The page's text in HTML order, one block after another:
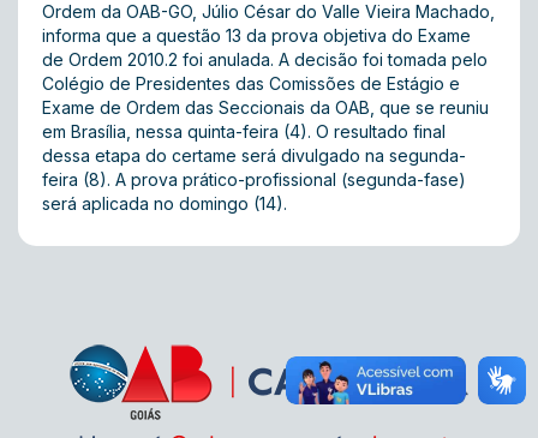
Ordem da OAB-GO, Júlio César do Valle Vieira Machado,
informa que a questão 13 da prova objetiva do Exame
de Ordem 2010.2 foi anulada. A decisão foi tomada pelo
Colégio de Presidentes das Comissões de Estágio e
Exame de Ordem das Seccionais da OAB, que se reuniu
em Brasília, nessa quinta-feira (4). O resultado final
dessa etapa do certame será divulgado na segunda-
feira (8). A prova prático-profissional (segunda-fase)
será aplicada no domingo (14).